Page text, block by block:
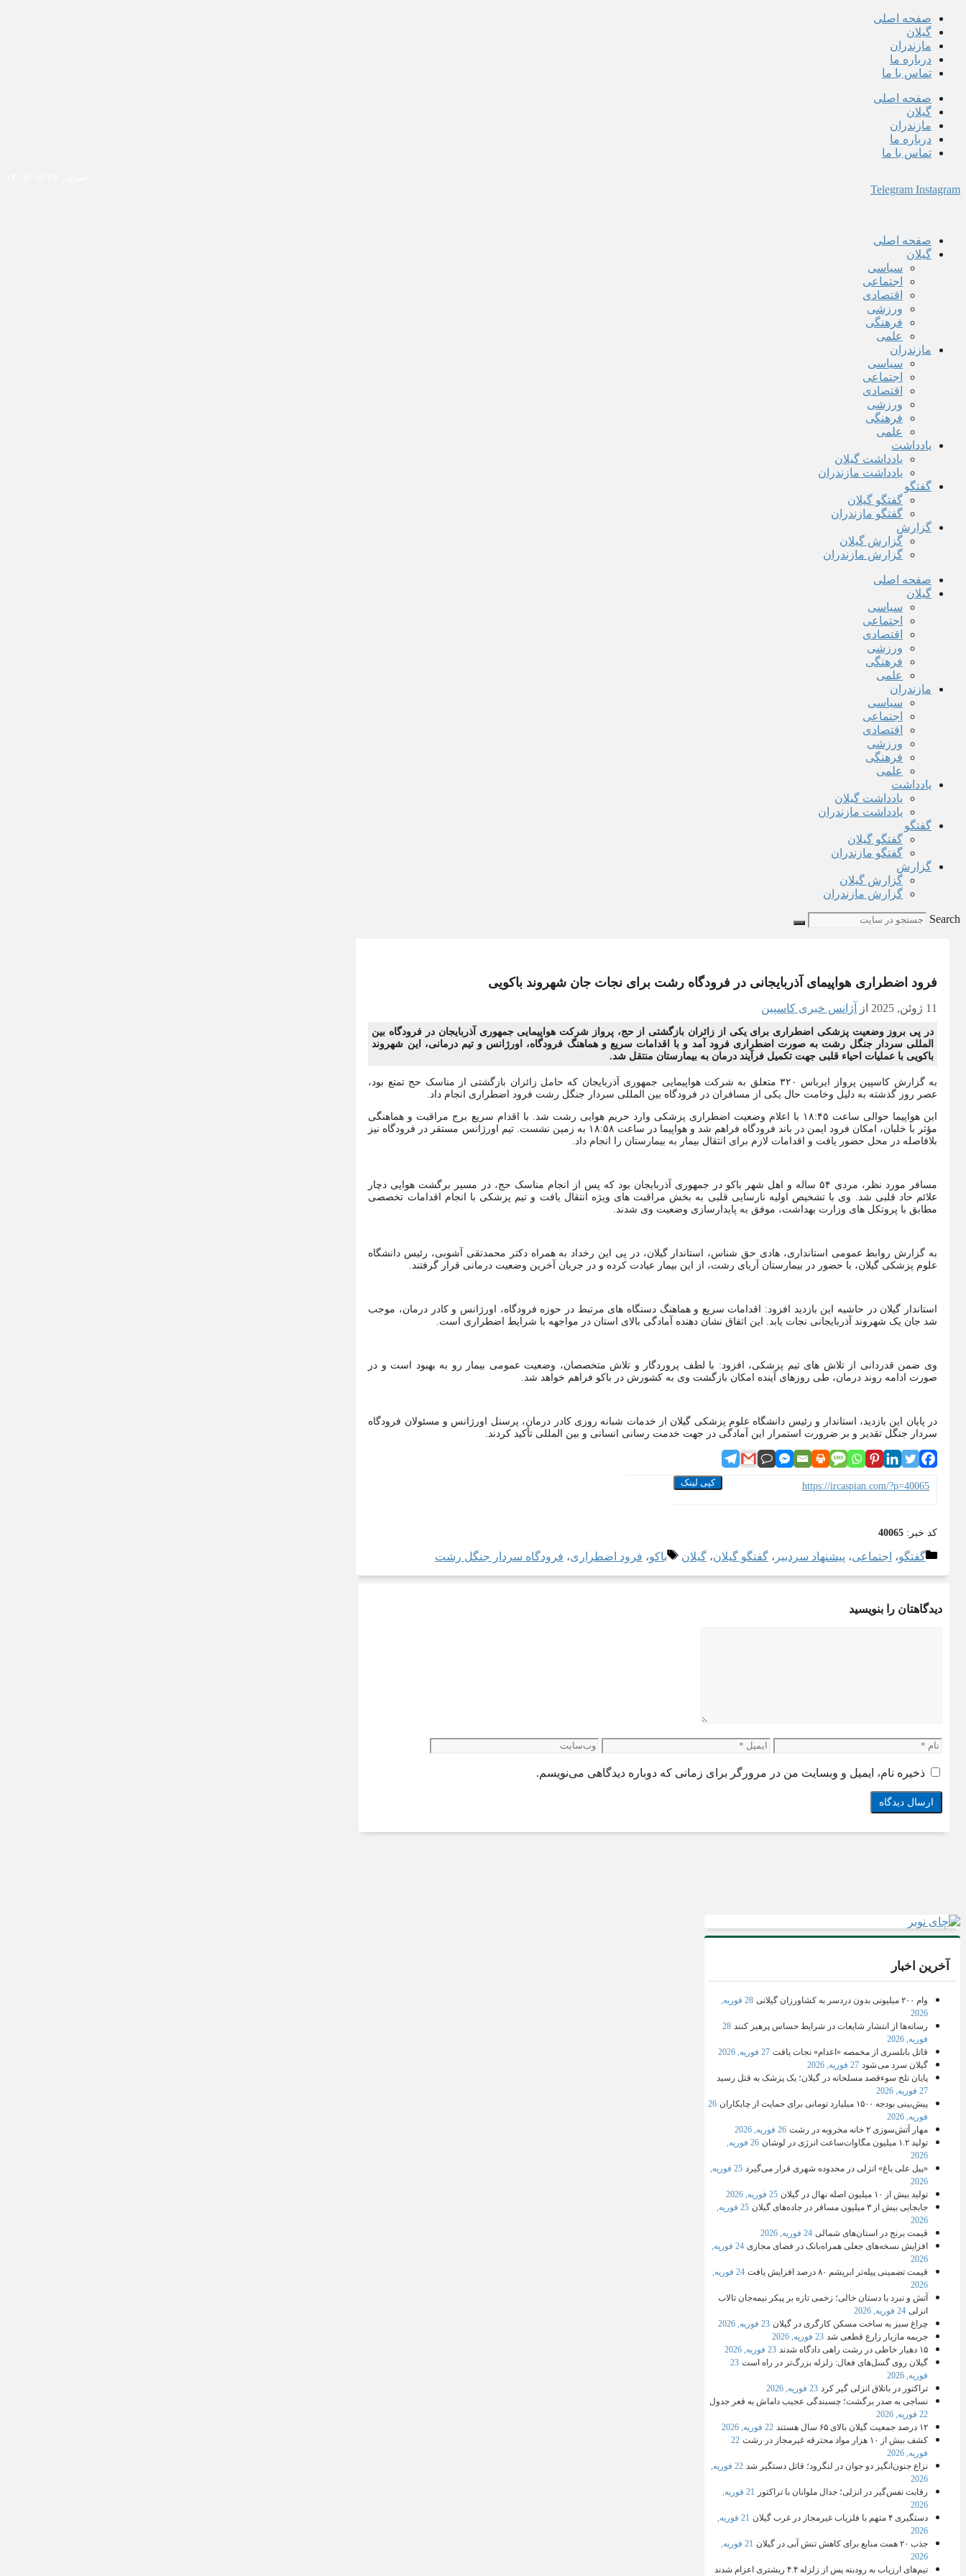
پرش
محتوا
صفحه اصلی
گیلان
مازندران
درباره ما
تماس با ما
صفحه اصلی
گیلان
مازندران
درباره ما
تماس با ما
Telegram Instagram
صفحه اصلی
گیلان
سیاسی
اجتماعی
اقتصادی
ورزشی
فرهنگی
علمی
مازندران
سیاسی
اجتماعی
اقتصادی
ورزشی
فرهنگی
علمی
یادداشت
یادداشت گیلان
یادداشت مازندران
گفتگو
گفتگو گیلان
گفتگو مازندران
گزارش
گزارش گیلان
گزارش مازندران
صفحه اصلی
گیلان
سیاسی
اجتماعی
اقتصادی
ورزشی
فرهنگی
علمی
مازندران
سیاسی
اجتماعی
اقتصادی
ورزشی
فرهنگی
علمی
یادداشت
یادداشت گیلان
یادداشت مازندران
گفتگو
گفتگو گیلان
گفتگو مازندران
گزارش
گزارش گیلان
گزارش مازندران
Search
فرود اضطراری هواپیمای آذربایجانی در فرودگاه رشت برای نجات جان شهروند باکویی
11 ژوئن, 2025 از آژانس خبری کاسپین
در پی بروز وضعیت پزشکی اضطراری برای یکی از زائران بازگشتی از حج، پرواز شرکت هواپیمایی جمهوری آذربایجان در فرودگاه بین
المللی سردار جنگل رشت به صورت اضطراری فرود آمد و با اقدامات سریع و هماهنگ فرودگاه، اورژانس و تیم درمانی، این شهروند
باکویی با عملیات احیاء قلبی جهت تکمیل فرآیند درمان به بیمارستان منتقل شد.
به گزارش کاسپین پرواز ایرباس ۳۲۰ متعلق به شرکت هواپیمایی جمهوری آذربایجان که حامل زائران بازگشتی از مناسک حج تمتع بود،
عصر روز گذشته به دلیل وخامت حال یکی از مسافران در فرودگاه بین المللی سردار جنگل رشت فرود اضطراری انجام داد.
این هواپیما حوالی ساعت ۱۸:۴۵ با اعلام وضعیت اضطراری پزشکی وارد حریم هوایی رشت شد. با اقدام سریع برج مراقبت و هماهنگی
مؤثر با خلبان، امکان فرود ایمن در باند فرودگاه فراهم شد و هواپیما در ساعت ۱۸:۵۸ به زمین نشست. تیم اورژانس مستقر در فرودگاه نیز
بلافاصله در محل حضور یافت و اقدامات لازم برای انتقال بیمار به بیمارستان را انجام داد.
مسافر مورد نظر، مردی ۵۴ ساله و اهل شهر باکو در جمهوری آذربایجان بود که پس از انجام مناسک حج، در مسیر برگشت هوایی دچار
علائم حاد قلبی شد. وی با تشخیص اولیه نارسایی قلبی به بخش مراقبت های ویژه انتقال یافت و تیم پزشکی با انجام اقدامات تخصصی
مطابق با پروتکل های وزارت بهداشت، موفق به پایدارسازی وضعیت وی شدند.
به گزارش روابط عمومی استانداری، هادی حق شناس، استاندار گیلان، در پی این رخداد به همراه دکتر محمدتقی آشوبی، رئیس دانشگاه
علوم پزشکی گیلان، با حضور در بیمارستان آریای رشت، از این بیمار عیادت کرده و در جریان آخرین وضعیت درمانی قرار گرفتند.
استاندار گیلان در حاشیه این بازدید افزود: اقدامات سریع و هماهنگ دستگاه های مرتبط در حوزه فرودگاه، اورژانس و کادر درمان، موجب
شد جان یک شهروند آذربایجانی نجات یابد. این اتفاق نشان دهنده آمادگی بالای استان در مواجهه با شرایط اضطراری است.
وی ضمن قدردانی از تلاش های تیم پزشکی، افزود: با لطف پروردگار و تلاش متخصصان، وضعیت عمومی بیمار رو به بهبود است و در
صورت ادامه روند درمان، طی روزهای آینده امکان بازگشت وی به کشورش در باکو فراهم خواهد شد.
در پایان این بازدید، استاندار و رئیس دانشگاه علوم پزشکی گیلان از خدمات شبانه روزی کادر درمان، پرسنل اورژانس و مسئولان فرودگاه
سردار جنگل تقدیر و بر ضرورت استمرار این آمادگی در جهت خدمت رسانی انسانی و بین المللی تأکید کردند.
https://ircaspian.com/?p=40065 کپی لینک
کد خبر: 40065
دسته‌ها
گفتگو، اجتماعی، پیشنهاد سردبیر ، گفتگو گیلان، گیلان برچسب‌ها
باکو، فرود اضطراری، فرودگاه سردار جنگل رشت
دیدگاهتان را بنویسید
نام ایمیل وب‌سایت
ذخیره نام، ایمیل و وبسایت من در مرورگر برای زمانی که دوباره دیدگاهی می‌نویسم.
آخرین اخبار
وام ۲۰۰ میلیونی بدون دردسر به کشاورزان گیلانی
28 فوریه,
2026
رسانه‌ها از انتشار شایعات در شرایط حساس پرهیز کنند 28
فوریه, 2026
قاتل بابلسری از مخمصه «اعدام» نجات یافت 27 فوریه, 2026
گیلان سرد می شود 27 فوریه, 2026
پایان تلخ سوءقصد مسلحانه در گیلان؛ یک پزشک به قتل رسید
27 فوریه, 2026
پیش‌بینی بودجه ۱۵۰۰ میلیارد تومانی برای حمایت از چایکاران
26
فوریه, 2026
مهار آتش‌سوزی ۲ خانه مخروبه در رشت
26 فوریه, 2026
تولید ۱.۲ میلیون مگاوات‌ساعت انرژی در لوشان
26 فوریه,
2026
«پیل علی باغ» انزلی در محدوده شهری قرار می‌گیرد
25 فوریه,
2026
تولید بیش از ۱۰ میلیون اصله نهال در گیلان
25 فوریه, 2026
جابجایی بیش از ۳ میلیون مسافر در جاده‌های گیلان
25 فوریه,
2026
قیمت برنج در استان‌های شمالی 24 فوریه, 2026
افزایش نسخه‌های جعلی همراه‌بانک در فضای مجازی
24 فوریه,
2026
قیمت تضمینی پیله‌تر ابریشم ۸۰ درصد افزایش یافت
24 فوریه,
2026
آتش و نبرد با دستان خالی؛ زخمی تازه بر پیکر نیمه‌جان تالاب
انزلی 24 فوریه, 2026
چراغ سبز به ساخت مسکن کارگری در گیلان 23 فوریه, 2026
جریمه مازیار زارع قطعی شد 23 فوریه, 2026
۱۵ دهیار خاطی در رشت راهی دادگاه شدند
23 فوریه, 2026
گیلان روی گسل‌های فعال: زلزله بزرگ‌تر در راه است 23
فوریه, 2026
تراکتور در باتلاق انزلی گیر کرد 23 فوریه, 2026
نساجی به صدر برگشت؛ چسبندگی عجیب داماش به قعر جدول
22 فوریه, 2026
۱۲ درصد جمعیت گیلان بالای ۶۵ سال هستند
22 فوریه, 2026
کشف بیش از ۱۰ هزار مواد محترقه غیرمجاز در رشت
22
فوریه, 2026
نزاع جنون‌انگیز دو جوان در لنگرود؛ قاتل دستگیر شد
22 فوریه,
2026
رقابت نفس‌گیر در انزلی؛ جدال ملوانان با تراکتور
21 فوریه,
2026
دستگیری ۴ متهم با فلزیاب غیرمجاز در غرب گیلان
21 فوریه,
2026
جذب ۲۰ همت منابع برای کاهش تنش آبی در گیلان
21 فوریه,
2026
تیم‌های ارزیاب به رودبنه پس از زلزله ۴.۴ ریشتری اعزام شدند